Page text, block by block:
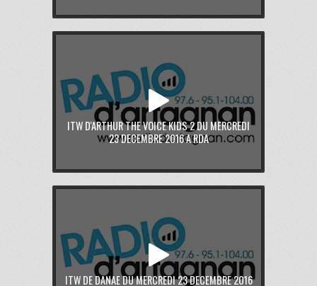
ITW D'ARTHUR THE VOICE KIDS 2 DU MERCREDI
23 DECEMBRE 2016 A RDA
ITW DE DANAE DU MERCREDI 23 DECEMBRE 2016